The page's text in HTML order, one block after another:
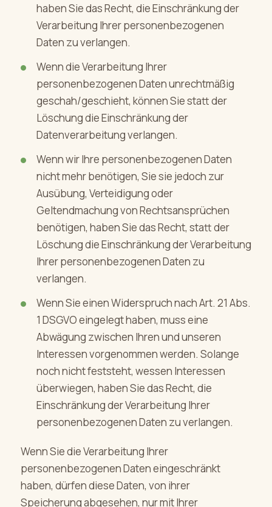
haben Sie das Recht, die Einschränkung der
Verarbeitung Ihrer personenbezogenen
Daten zu verlangen.
Wenn die Verarbeitung Ihrer
personenbezogenen Daten unrechtmäßig
geschah/geschieht, können Sie statt der
Löschung die Einschränkung der
Datenverarbeitung verlangen.
Wenn wir Ihre personenbezogenen Daten
nicht mehr benötigen, Sie sie jedoch zur
Ausübung, Verteidigung oder
Geltendmachung von Rechtsansprüchen
benötigen, haben Sie das Recht, statt der
Löschung die Einschränkung der Verarbeitung
Ihrer personenbezogenen Daten zu
verlangen.
Wenn Sie einen Widerspruch nach Art. 21 Abs.
1 DSGVO eingelegt haben, muss eine
Abwägung zwischen Ihren und unseren
Interessen vorgenommen werden. Solange
noch nicht feststeht, wessen Interessen
überwiegen, haben Sie das Recht, die
Einschränkung der Verarbeitung Ihrer
personenbezogenen Daten zu verlangen.
Wenn Sie die Verarbeitung Ihrer
personenbezogenen Daten eingeschränkt
haben, dürfen diese Daten, von ihrer
Speicherung abgesehen, nur mit Ihrer